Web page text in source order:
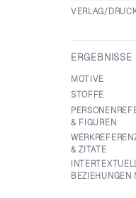
VERLAG/
MOTIVE
STOFFE
& FIGUREN
& ZITATE
BEZIEHUNGEN